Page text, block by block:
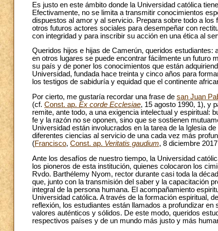
Es justo en este ámbito donde la Universidad católica
Efectivamente, no se limita a transmitir conocimientos
dispuestos al amor y al servicio. Prepara sobre todo a
otros futuros actores sociales para desempeñar con
con integridad y para inscribir su acción en una ética al
Queridos hijos e hijas de Camerún, queridos
en otros lugares se puede encontrar fácilmente un futuro
su país y de poner los conocimientos que están
Universidad, fundada hace treinta y cinco años para
los testigos de sabiduría y equidad que el continente
Por cierto, me gustaría recordar una frase de san Juan
(cf. Const. ap. Ex corde Ecclesiae, 15 agosto 1990, 1), y
remite, ante todo, a una exigencia intelectual y espiritual:
fe y la razón no se oponen, sino que se sostienen
Universidad están involucrados en la tarea de la Iglesia
diferentes ciencias al servicio de una cada vez más
(Francisco, Const. ap. Veritatis gaudium, 8 diciembre
Ante los desafíos de nuestro tiempo, la Universidad
los pioneros de esta institución, quienes colocaron los
Rvdo. Barthélemy Nyom, rector durante casi toda la
que, junto con la transmisión del saber y la capacitación
integral de la persona humana. El acompañamiento
Universidad católica. A través de la formación espiritual,
reflexión, los estudiantes están llamados a profundizar
valores auténticos y sólidos. De este modo, queridos
respectivos países y de un mundo más justo y más